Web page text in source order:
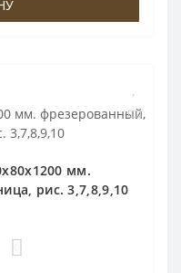
мм.
рис. 3,7,8,9,10